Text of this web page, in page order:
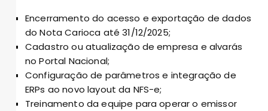
Encerramento do acesso e exportação de dados
do Nota Carioca até 31/12/2025;
Cadastro ou atualização de empresa e alvarás
no Portal Nacional;
Configuração de parâmetros e integração de
ERPs ao novo layout da NFS-e;
Treinamento da equipe para operar o emissor